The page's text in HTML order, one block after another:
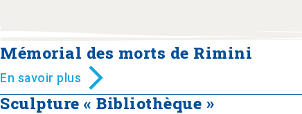
Mémorial des morts de Rimini
En savoir plus
Sculpture « Bibliothèque »